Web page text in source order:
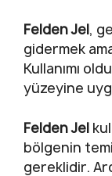
Felden Jel,
gidermek
Kullanımı
yüzeyine
Felden Jel
bölgenin
gereklidir.